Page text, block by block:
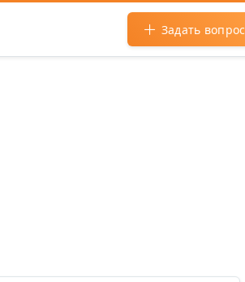
Задать вопрос